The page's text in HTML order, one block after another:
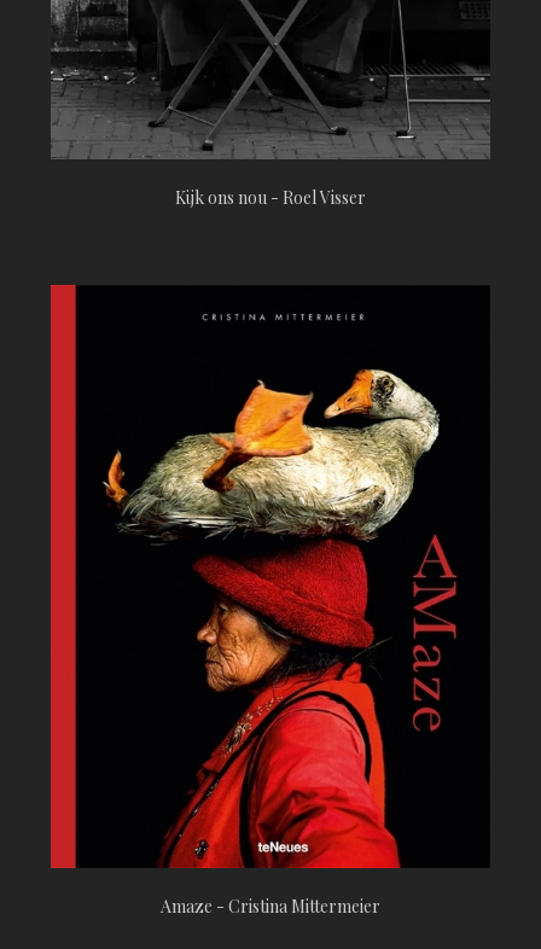
Kijk ons nou - Roel Visser
Amaze - Cristina Mittermeier